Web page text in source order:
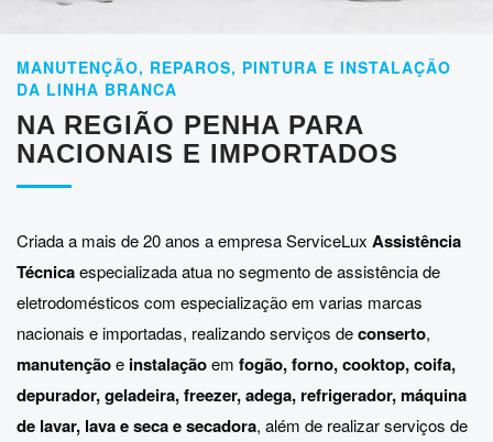
MANUTENÇÃO, REPAROS, PINTURA E INSTALAÇÃO
DA LINHA BRANCA
NA REGIÃO PENHA PARA
NACIONAIS E IMPORTADOS
Criada a mais de 20 anos a empresa ServiceLux Assistência
Técnicaespecializada atua no segmento de assistência de
eletrodomésticos com especialização em varias marcas
nacionais e importadas, realizando serviços deconserto,
manutençãoe instalaçãoem fogão, forno, cooktop, coifa,
depurador, geladeira, freezer, adega, refrigerador, máquina
de lavar, lava e seca e secadora, além de realizar serviços de